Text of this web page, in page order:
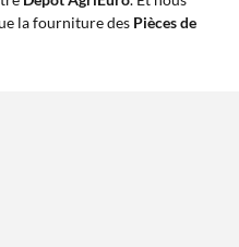
la fourniture des Pièces de